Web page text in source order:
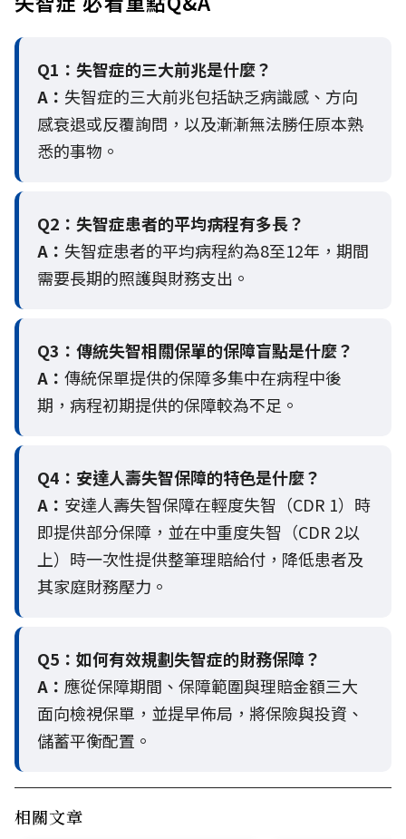
Q1：失智症的三大前兆是什麼？
A： 失智症的三大前兆包括缺乏病識感、方向
感衰退或反覆詢問，以及漸漸無法勝任原本熟
悉的事物。
Q2： 失智症患者的平均病程有多長？
A： 失智症患者的平均病程約為8至12年，期間
需要長期的照護與財務支出。
Q3： 傳統失智相關保單的保障盲點是什麼？
A： 傳統保單提供的保障多集中在病程中後
期，病程初期提供的保障較為不足。
Q4： 安達人壽失智保障的特色是什麼？
A： 安達人壽失智保障在輕度失智（CDR 1）時
即提供部分保障，並在中重度失智（CDR 2以
上）時一次性提供整筆理賠給付，降低患者及
其家庭財務壓力。
Q5： 如何有效規劃失智症的財務保障？
A： 應從保障期間、保障範圍與理賠金額三大
面向檢視保單，並提早佈局，將保險與投資、
儲蓄平衡配置。
相關文章